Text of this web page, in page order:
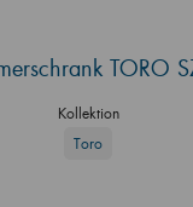
TORO
Kollektion
Toro